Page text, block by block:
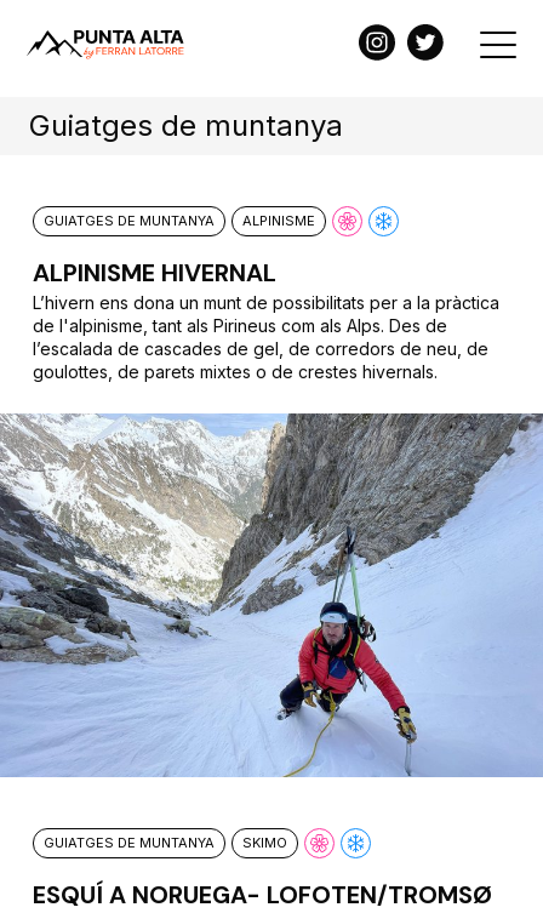
Guiatges de muntanya
GUIATGES DE MUNTANYA ALPINISME
ALPINISME HIVERNAL
L’hivern ens dona un munt de possibilitats per a la pràctica
de l'alpinisme, tant als Pirineus com als Alps. Des de
l’escalada de cascades de gel, de corredors de neu, de
goulottes, de parets mixtes o de crestes hivernals.
GUIATGES DE MUNTANYA SKIMO
ESQUÍ A NORUEGA- LOFOTEN/TROMSØ